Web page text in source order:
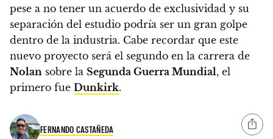
pese a no tener un acuerdo de exclusividad y su
separación del estudio podría ser un gran golpe
dentro de la industria. Cabe recordar que este
nuevo proyecto será el segundo en la carrera de
Nolan sobre la Segunda Guerra Mundial, el
primero fue Dunkirk.
FERNANDO CASTAÑEDA